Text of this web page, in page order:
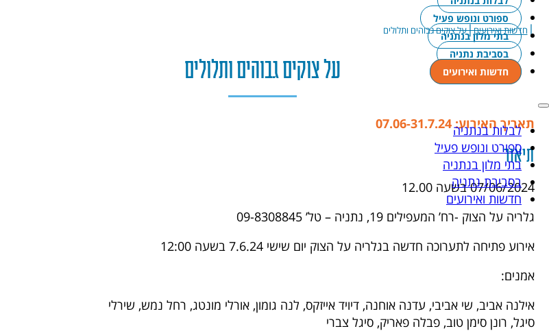
ספורט ונופש פעיל
בתי מלון בנתניה
בסביבת נתניה
חדשות ואירועים
לבלות בנתניה
ספורט ונופש פעיל
בתי מלון בנתניה
בסביבת נתניה
חדשות ואירועים
| חדשות ואירועים|על צוקים גבוהים ותלולים
על צוקים גבוהים ותלולים
תאריך האירוע: 07.06-31.7.24
תיאור
07/06/2024 בשעה 12.00
גלריה על הצוק -רח’ המעפילים 19, נתניה – טל’ 09-8308845
אירוע פתיחה לתערוכה חדשה בגלריה על הצוק יום שישי 7.6.24 בשעה 12:00
​אמנים:
אילנה אביב, שי אביבי, עדנה אוחנה, דיויד אייזקס, לנה גומון, אורלי מונטג, רחל נמש, שירלי
סיגל, רונן סימן טוב, פבלה פאריק, סיגל צברי